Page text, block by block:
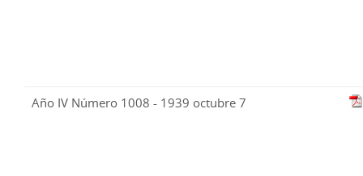
Año IV Número 1008 - 1939 octubre 7